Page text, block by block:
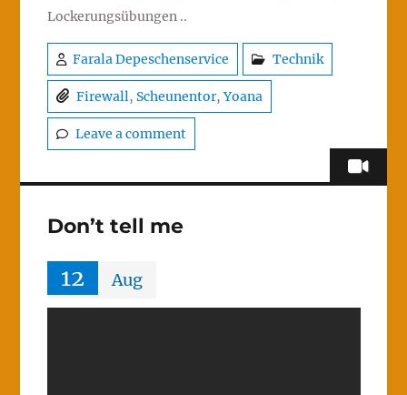
Lockerungsübungen ..
Farala Depeschenservice Technik
Firewall, Scheunentor,Yoana
Leave a comment
Don’t tell me
12 Aug